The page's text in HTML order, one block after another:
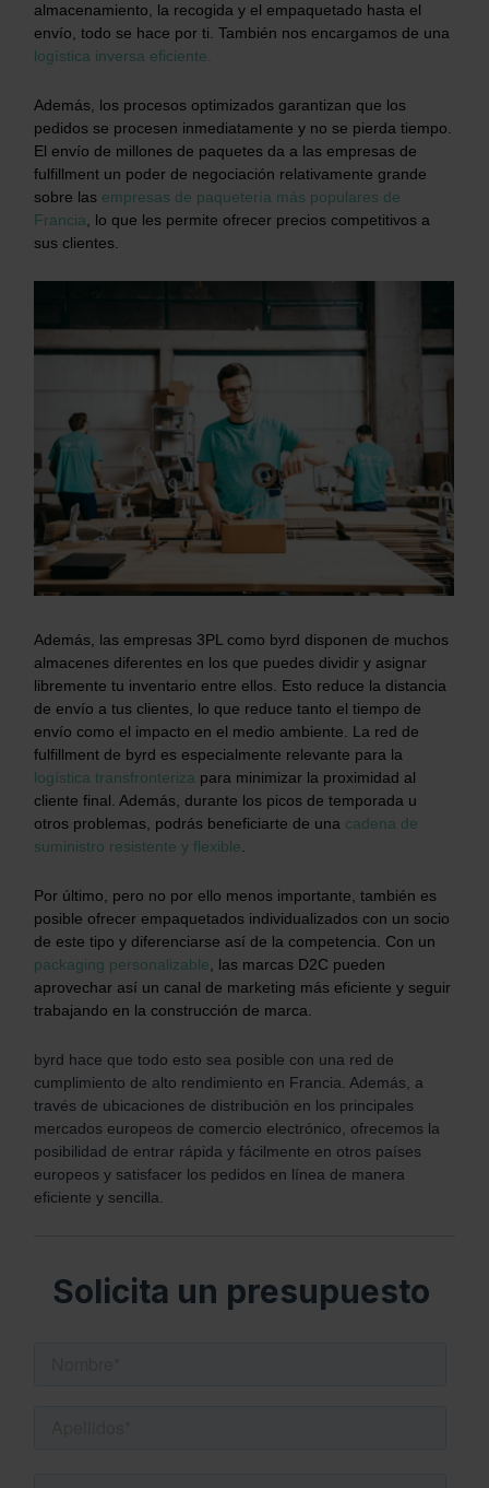
almacenamiento, la recogida y el empaquetado hasta el
envío, todo se hace por ti. También nos encargamos de una
logística inversa eficiente.
Además, los procesos optimizados garantizan que los
pedidos se procesen inmediatamente y no se pierda tiempo.
El envío de millones de paquetes da a las empresas de
fulfillment un poder de negociación relativamente grande
sobre las empresas de paquetería más populares de
Francia, lo que les permite ofrecer precios competitivos a
sus clientes.
Además, las empresas 3PL como byrd disponen de muchos
almacenes diferentes en los que puedes dividir y asignar
libremente tu inventario entre ellos. Esto reduce la distancia
de envío a tus clientes, lo que reduce tanto el tiempo de
envío como el impacto en el medio ambiente. La red de
fulfillment de byrd es especialmente relevante para la
logística transfronteriza para minimizar la proximidad al
cliente final. Además, durante los picos de temporada u
otros problemas, podrás beneficiarte de una cadena de
suministro resistente y flexible
Por último, pero no por ello menos importante, también es
posible ofrecer empaquetados individualizados con un socio
de este tipo y diferenciarse así de la competencia. Con un
packaging personalizable , las marcas D2C pueden
aprovechar así un canal de marketing más eficiente y seguir
trabajando en la construcción de marca.
byrd hace que todo esto sea posible con una red de
cumplimiento de alto rendimiento en Francia. Además, a
través de ubicaciones de distribución en los principales
mercados europeos de comercio electrónico, ofrecemos la
posibilidad de entrar rápida y fácilmente en otros países
europeos y satisfacer los pedidos en línea de manera
eficiente y sencilla.